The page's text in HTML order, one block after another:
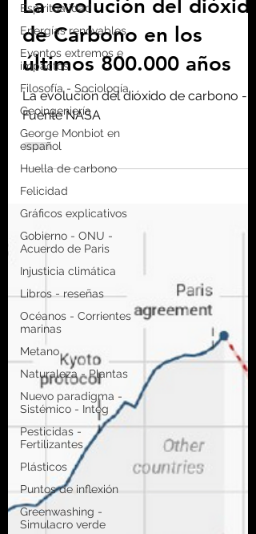
Espiritualidad
Energías renovables
Eventos extremos e
impactos
Filosofía - Sociología
Geoingeniería
George Monbiot en
español
Huella de carbono
Felicidad
Gráficos explicativos
Gobierno - ONU -
Acuerdo de Paris
Injusticia climática
Libros - reseñas
Océanos - Corrientes
marinas
Metano
Naturaleza - Plantas
Nuevo paradigma -
Sistémico - Integ
Pesticidas -
Fertilizantes
Plásticos
Puntos de inflexión
Greenwashing -
Simulacro verde
11 mar 2020
3 min de lectura
La evolución del dióxido
de Carbono en los
últimos 800.000 años
La evolución del dióxido de carbono -
Fuente NASA